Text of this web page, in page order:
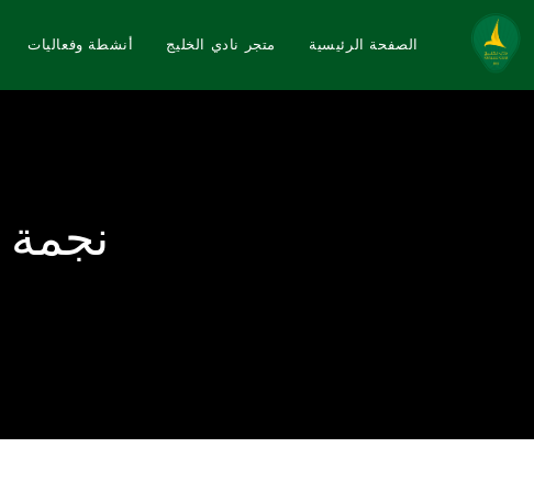
الصفحة الرئيسية متجر نادي الخليج أنشطة وفعاليات
نجمة